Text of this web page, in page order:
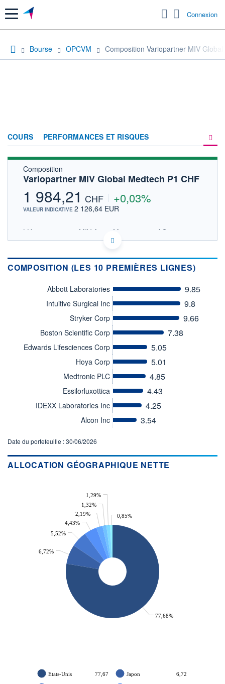
Menu Connexion
Bourse OPCVM Composition Variopartner MIV
COURS PERFORMANCES ET RISQUES
FORUM
Composition
Variopartner MIV Global Medtech P1 CHF
1 984,21 CHF +0,03%
VALEUR INDICATIVE 2 126,64 EUR
LU0329630999 - MIV Asset Management AG
OPCVM DERNIER COURS CONNU AU 04/08/2026
01/12 31/03 03/08
1 500
2 500
Actions Secteur Santé
FONDS PARTENAIRES
ÉLIGIBILITÉ
BOURSOVIE LUX
1 059M / 31.07.26
RISQUE DU FONDS (SRI)
+ PORTEFEUILLE
COMPOSITION (LES 10 PREMIÈRES LIGNES)
Abbott Laboratories 9.85
Intuitive Surgical Inc 9.8
Stryker Corp 9.66
Boston Scientific Corp 7.38
Edwards Lifesciences Corp 5.05
Hoya Corp 5.01
Medtronic PLC 4.85
Essilorluxottica 4.43
IDEXX Laboratories Inc 4.25
Alcon Inc 3.54
Date du portefeuille : 30/06/2026
ALLOCATION GÉOGRAPHIQUE NETTE
77,68%
6,72%
5,52%
4,43%
2,19%
1,32%
1,29%
0,85%
Etats-Unis 77,67 Japon 6,72